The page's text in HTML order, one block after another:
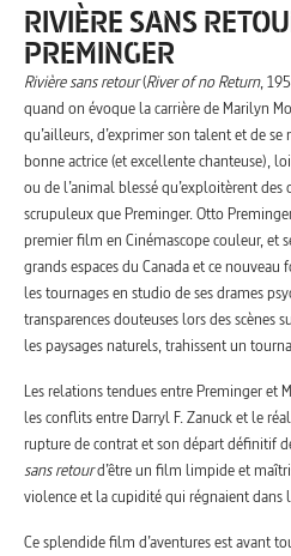
RIVIÈRE SANS
PREMINGER
Rivière sans retour(River of no Return,
quand on évoque la carrière de Marilyn
qu’ailleurs, d’exprimer son talent et de
bonne actrice (et excellente chanteuse),
ou de l’animal blessé qu’exploitèrent
scrupuleux que Preminger. Otto
premier film en Cinémascope couleur, et
grands espaces du Canada et ce
les tournages en studio de ses drames
transparences douteuses lors des scènes
les paysages naturels, trahissent un
Les relations tendues entre Preminger et
les conflits entre Darryl F. Zanuck et le
rupture de contrat et son départ définitif
sans retourd’être un film limpide et
violence et la cupidité qui régnaient dans
Ce splendide film d’aventures est avant